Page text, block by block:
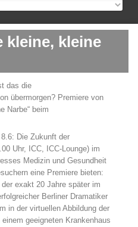
kleine, kleine
das die
übermorgen? Premiere von
Narbe“ beim
Die Zukunft der
Uhr, ICC, ICC-Lounge) im
Medizin und Gesundheit
eine Premiere bieten:
exakt 20 Jahre später im
Berliner Dramatiker
in der virtuellen Abbildung der
geeigneten Krankenhaus